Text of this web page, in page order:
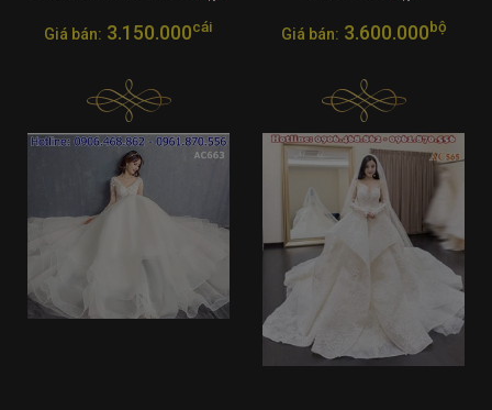
Giá bán: 3.150.000cái Giá bán: 3.600.000bộ